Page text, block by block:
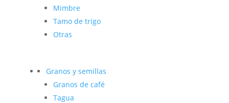
Mimbre
Tamo de trigo
Otras
Granos y semillas
Granos de café
Tagua